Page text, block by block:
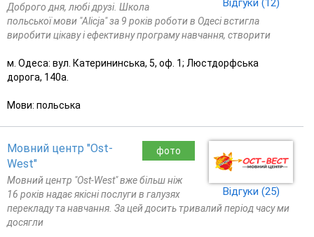
Відгуки (12)
Доброго дня, любі друзі. Школа
польської мови "Alicja" за 9 років роботи в Одесі встигла
виробити цікаву і ефективну програму навчання, створити
м. Одеса: вул. Катерининська, 5, оф. 1; Люстдорфська
дорога, 140а.
Мови: польська
Відгуки (25)
фото
Мовний центр "Ost-
West"
Мовний центр "Ost-West" вже більш ніж
16 років надає якісні послуги в галузях
перекладу та навчання. За цей досить тривалий період часу ми
досягли